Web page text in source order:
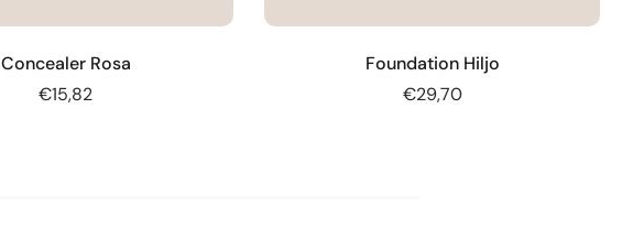
Concealer Rosa
€15,82
Foundation Hiljo
€29,70